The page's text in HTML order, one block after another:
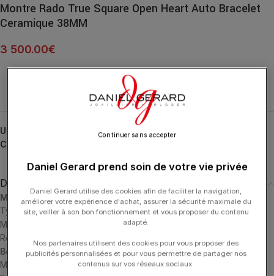
Montre Rado True Square Open Heart Auto Bracelet
Ceramique 38MM
3 500.00€
UGS :
Catégories :
Description
Mouvement
Type de mouvement: Automatic
Mouvement avec réserve de marche: 80 hours
Référence du mouvement: 03.734.431
Boîtier
Matériau du boîtier: High-Tech Ceramic
Daniel Gerard prend soin de votre vie privée
Daniel Gerard utilise des cookies afin de faciliter la navigation,
améliorer votre expérience d'achat, assurer la sécurité maximale du
site, veiller à son bon fonctionnement et vous proposer du contenu
adapté.
Nos partenaires utilisent des cookies pour vous proposer des
publicités personnalisées et pour vous permettre de partager nos
contenus sur vos réseaux sociaux.
Continuer sans accepter